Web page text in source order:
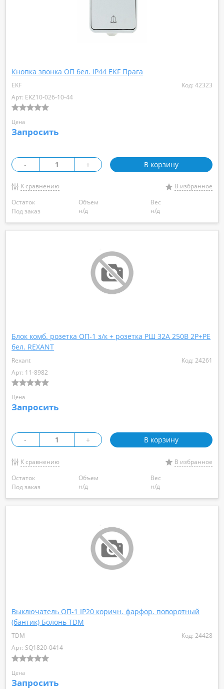
Кнопка звонка ОП бел. IP44 EKF Прага
EKF
Код: 42323
Арт: EKZ10-026-10-44
Цена
Запросить
- + В корзину
К сравнению
В избранное
Остаток
Под заказ
Объем
н/д
Вес
н/д
Блок комб. розетка ОП-1 з/к + розетка РШ 32А 250В 2Р+РЕ
бел. REXANT
Rexant
Код: 24261
Арт: 11-8982
Цена
Запросить
- + В корзину
К сравнению
В избранное
Остаток
Под заказ
Объем
н/д
Вес
н/д
Выключатель ОП-1 IP20 коричн. фарфор. поворотный
(бантик) Болонь TDM
TDM
Код: 24428
Арт: SQ1820-0414
Цена
Запросить